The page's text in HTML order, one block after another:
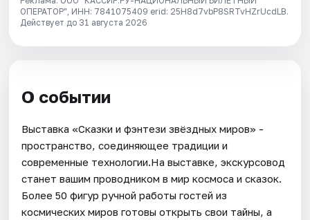
ОПЕРАТОР", ИНН: 7841075409 erid: 25H8d7vbP8SRTvHZrUcdLB.
Действует до 31 августа 2026
О событии
Выставка «Сказки и фэнтези звёздных миров» -
пространство, соединяющее традиции и
современные технологии.На выставке, экскурсовод
станет вашим проводником в мир космоса и сказок.
Более 50 фигур ручной работы гостей из
космических миров готовы открыть свои тайны, а